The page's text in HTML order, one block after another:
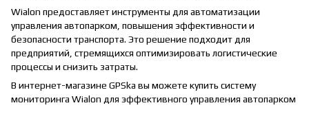
Wialon предоставляет инструменты для автоматизации
управления автопарком, повышения эффективности и
безопасности транспорта. Это решение подходит для
предприятий, стремящихся оптимизировать логистические
процессы и снизить затраты.
В интернет-магазине GPSka вы можете купить систему
мониторинга Wialon для эффективного управления автопарком